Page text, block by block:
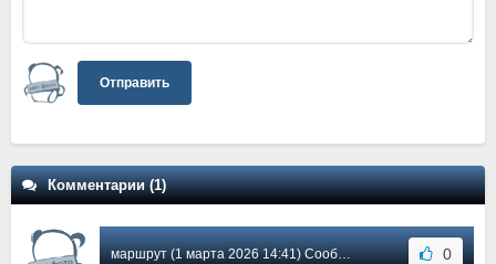
Отправить
Комментарии (1)
маршрут (1 марта 2026 14:41) Сообщение #1 0